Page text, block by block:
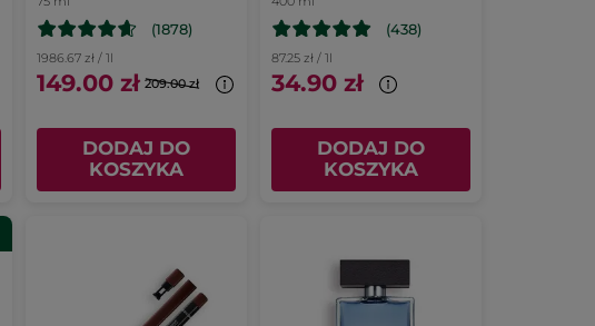
(1878)
1986.67 zł / 1l
149.00 zł 209.00 zł
DODAJ DO
KOSZYKA
(438)
87.25 zł / 1l
34.90 zł
DODAJ DO
KOSZYKA